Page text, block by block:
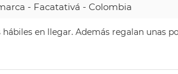
- Facatativá - Colombia
en llegar. Además regalan unas